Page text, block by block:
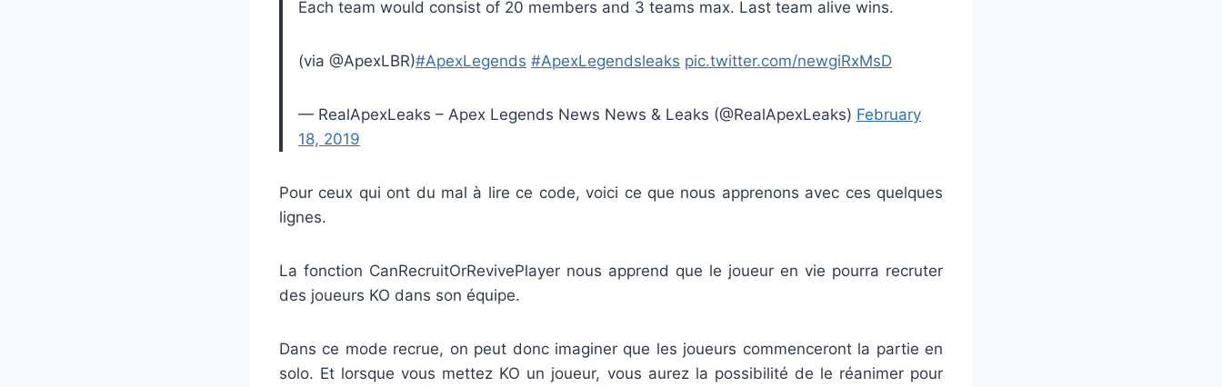
Each team would consist of 20 members and 3 teams max. Last team alive wins.
(via @ApexLBR)#ApexLegends #ApexLegendsleaks pic.twitter.com/newgiRxMsD
— RealApexLeaks – Apex Legends News News & Leaks (@RealApexLeaks) February
18, 2019
Pour ceux qui ont du mal à lire ce code, voici ce que nous apprenons avec ces quelques
lignes.
La fonction CanRecruitOrRevivePlayer nous apprend que le joueur en vie pourra recruter
des joueurs KO dans son équipe.
Dans ce mode recrue, on peut donc imaginer que les joueurs commenceront la partie en
solo. Et lorsque vous mettez KO un joueur, vous aurez la possibilité de le réanimer pour